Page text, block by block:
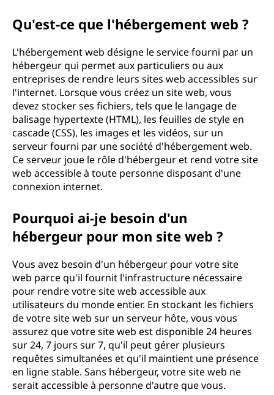
Qu'est-ce que l'hébergement web ?
L'hébergement web désigne le service fourni par un
hébergeur qui permet aux particuliers ou aux
entreprises de rendre leurs sites web accessibles sur
l'internet. Lorsque vous créez un site web, vous
devez stocker ses fichiers, tels que le langage de
balisage hypertexte (HTML), les feuilles de style en
cascade (CSS), les images et les vidéos, sur un
serveur fourni par une société d'hébergement web.
Ce serveur joue le rôle d'hébergeur et rend votre site
web accessible à toute personne disposant d'une
connexion internet.
Pourquoi ai-je besoin d'un
hébergeur pour mon site web ?
Vous avez besoin d'un hébergeur pour votre site
web parce qu'il fournit l'infrastructure nécessaire
pour rendre votre site web accessible aux
utilisateurs du monde entier. En stockant les fichiers
de votre site web sur un serveur hôte, vous vous
assurez que votre site web est disponible 24 heures
sur 24, 7 jours sur 7, qu'il peut gérer plusieurs
requêtes simultanées et qu'il maintient une présence
en ligne stable. Sans hébergeur, votre site web ne
serait accessible à personne d'autre que vous.